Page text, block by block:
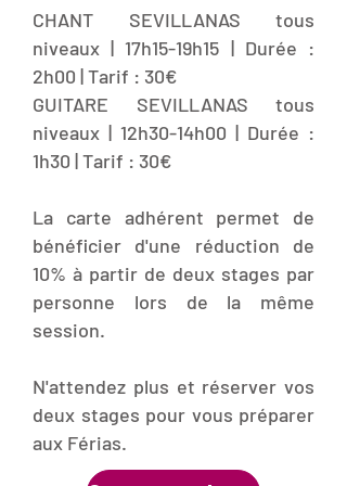
CHANT SEVILLANAS tous
niveaux | 17h15-19h15 | Durée :
2h00 | Tarif : 30€
GUITARE SEVILLANAS tous
niveaux | 12h30-14h00 | Durée :
1h30 | Tarif : 30€
La carte adhérent permet de
bénéficier d'une réduction de
10% à partir de deux stages par
personne lors de la même
session.
N'attendez plus et réserver vos
deux stages pour vous préparer
aux Férias.